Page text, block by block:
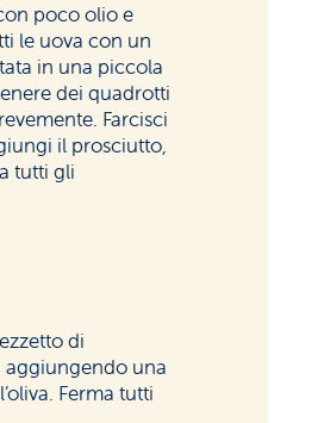
poco olio e
le uova con un
in una piccola
dei quadrotti
Farcisci
il prosciutto,
tutti gli
di
aggiungendo una
Ferma tutti